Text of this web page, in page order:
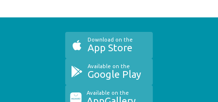
Download on the
App Store
Available on the
Google Play
Available on the